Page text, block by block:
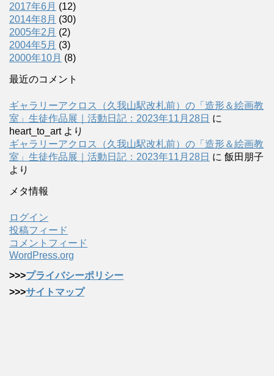
2017年6月 (12)
2014年8月 (30)
2005年2月 (2)
2004年5月 (3)
2000年10月 (8)
最近のコメント
ギャラリーアクロス（久我山駅改札前）の「造形＆絵画教
室」生徒作品展｜活動日記：2023年11月28日 に
heart_to_artより
ギャラリーアクロス（久我山駅改札前）の「造形＆絵画教
室」生徒作品展｜活動日記：2023年11月28日 に 飯田朋子
より
メタ情報
ログイン
投稿フィード
コメントフィード
WordPress.org
>>>プライバシーポリシー
>>>サイトマップ